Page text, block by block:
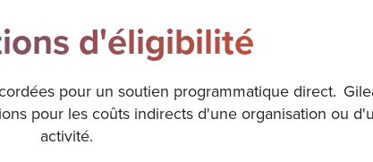
d'éligibilité
pour un soutien programmatique direct.
pour les coûts indirects d'une organisation ou
activité.